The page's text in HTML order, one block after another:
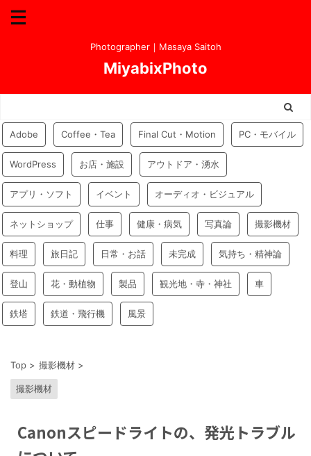
Photographer｜Masaya Saitoh
MiyabixPhoto
Adobe Coffee・Tea Final Cut・Motion PC・モバイル
WordPress お店・施設 アウトドア・湧水
アプリ・ソフト イベント オーディオ・ビジュアル
ネットショップ 仕事 健康・病気 写真論 撮影機材
料理 旅日記 日常・お話 未完成 気持ち・精神論
登山 花・動植物 製品 観光地・寺・神社 車
鉄塔 鉄道・飛行機 風景
Top > 撮影機材 >
撮影機材
Canonスピードライトの、発光トラブル